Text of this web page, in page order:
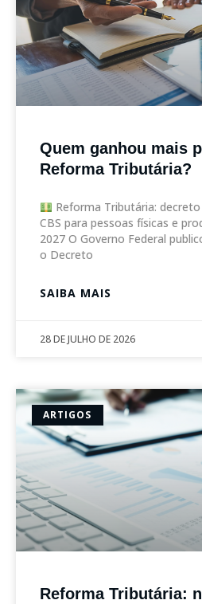
Quem ganhou mais
Reforma Tributária?
Reforma Tributária:
CBS para pessoas físicas e
2027 O Governo Federal
o Decreto
SAIBA MAIS
28 DE JULHO DE 2026
ARTIGOS
Reforma Tributária: